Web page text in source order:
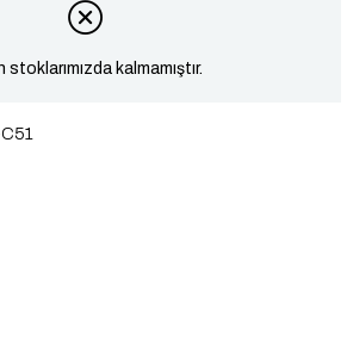
stoklarımızda kalmamıştır.